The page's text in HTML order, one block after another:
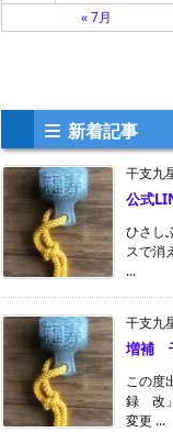
« 7月
新着記事
干支九
公式
ひさし
スで消
...
干支九
増補
この度
録 改
変更 ...